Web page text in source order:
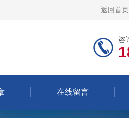
返回首页
咨
在线留言